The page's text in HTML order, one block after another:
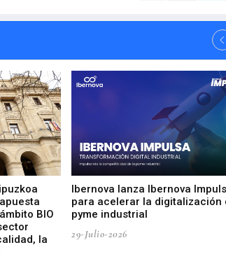
BIO
la
Ibernova lanza Ibernova
para acelerar la digitalización
pyme industrial
29-Julio-2026